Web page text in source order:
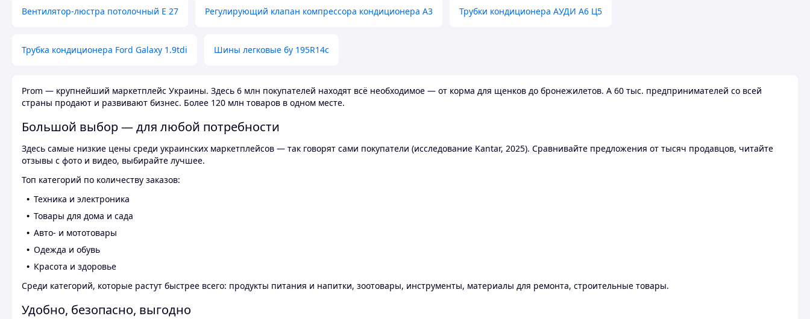
Вентилятор-люстра потолочный E 27 Регулирующий клапан компрессора кондиционера А3 Трубки кондиционера АУДИ А6 Ц5
Трубка кондиционера Ford Galaxy 1.9tdi Шины легковые бу 195R14c
Prom — крупнейший маркетплейс Украины. Здесь 6 млн покупателей находят всё необходимое — от корма для щенков до бронежилетов. А 60 тыс. предпринимателей со всей
страны продают и развивают бизнес. Более 120 млн товаров в одном месте.
Большой выбор — для любой потребности
Здесь самые низкие цены среди украинских маркетплейсов — так говорят сами покупатели (исследование Kantar, 2025). Сравнивайте предложения от тысяч продавцов, читайте
отзывы с фото и видео, выбирайте лучшее.
Топ категорий по количеству заказов:
Техника и электроника
Товары для дома и сада
Авто- и мототовары
Одежда и обувь
Красота и здоровье
Среди категорий, которые растут быстрее всего: продукты питания и напитки, зоотовары, инструменты, материалы для ремонта, строительные товары.
Удобно, безопасно, выгодно